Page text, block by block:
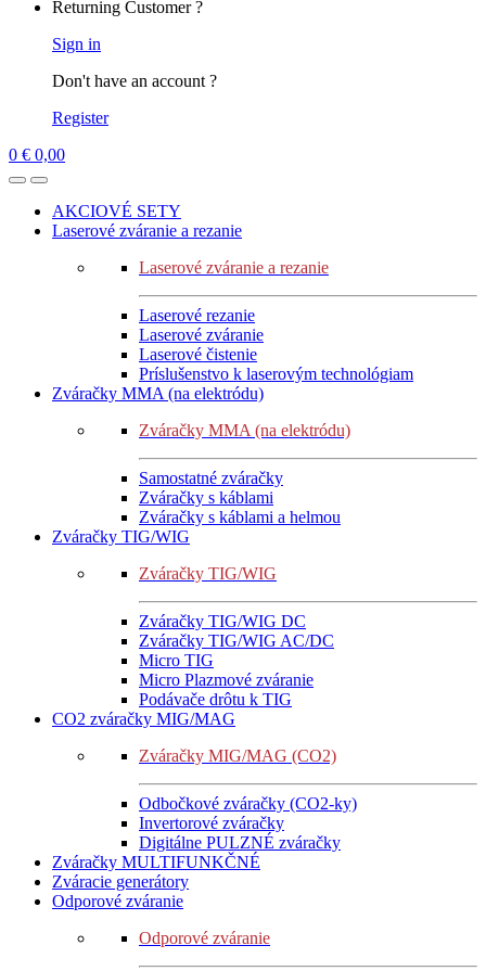
Returning Customer ?
Sign in
Don't have an account ?
Register
0 € 0,00
AKCIOVÉ SETY
Laserové zváranie a rezanie
Laserové zváranie a rezanie
Laserové rezanie
Laserové zváranie
Laserové čistenie
Príslušenstvo k laserovým technológiam
Zváračky MMA (na elektródu)
Zváračky MMA (na elektródu)
Samostatné zváračky
Zváračky s káblami
Zváračky s káblami a helmou
Zváračky TIG/WIG
Zváračky TIG/WIG
Zváračky TIG/WIG DC
Zváračky TIG/WIG AC/DC
Micro TIG
Micro Plazmové zváranie
Podávače drôtu k TIG
CO2 zváračky MIG/MAG
Zváračky MIG/MAG (CO2)
Odbočkové zváračky (CO2-ky)
Invertorové zváračky
Digitálne PULZNÉ zváračky
Zváračky MULTIFUNKČNÉ
Zváracie generátory
Odporové zváranie
Odporové zváranie